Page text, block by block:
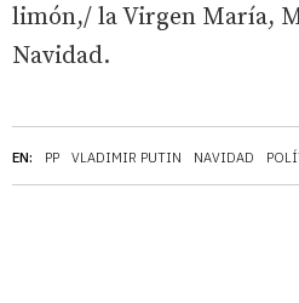
EN: PP VLADIMIR PUTIN NAVIDAD
limón,/ la Virgen María,
Navidad.